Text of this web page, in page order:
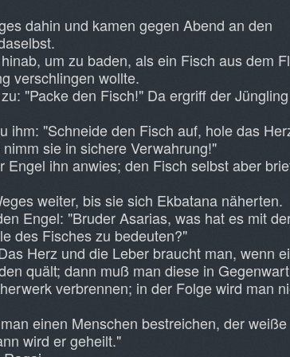
dahin und kamen gegen Abend an den
um zu baden, als ein Fisch aus dem
verschlingen wollte.
"Packe den Fisch!" Da ergriff der
ihm: "Schneide den Fisch auf, hole das
sie in sichere Verwahrung!"
Engel ihn anwies; den Fisch selbst aber
weiter, bis sie sich Ekbatana näherten.
Engel: "Bruder Asarias, was hat es mit
des Fisches zu bedeuten?"
Herz und die Leber braucht man, wenn
quält; dann muß man diese in
verbrennen; in der Folge wird man
einen Menschen bestreichen, der weiße
wird er geheilt."